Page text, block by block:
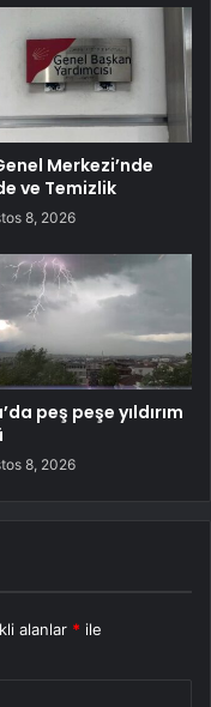
Merkezi’nde
ve Temizlik
8, 2026
peş peşe yıldırım
8, 2026
alanlar * ile